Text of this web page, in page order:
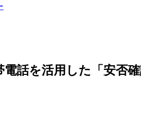
電話を活用した「安否